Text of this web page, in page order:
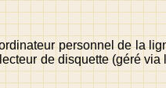
personnel de la
de disquette (géré